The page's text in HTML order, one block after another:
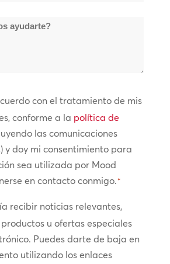
con el tratamiento de mis
conforme a la política de
las comunicaciones
y doy mi consentimiento para
sea utilizada por Mood
en contacto conmigo.*
recibir noticias relevantes,
u ofertas especiales
Puedes darte de baja en
utilizando los enlaces